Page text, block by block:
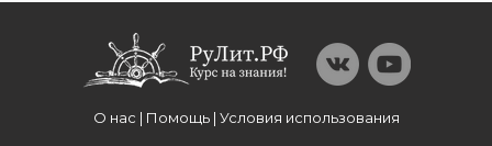
О нас | Помощь | Условия использования